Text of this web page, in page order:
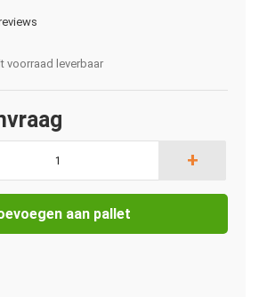
voorraad leverbaar
+
aan pallet